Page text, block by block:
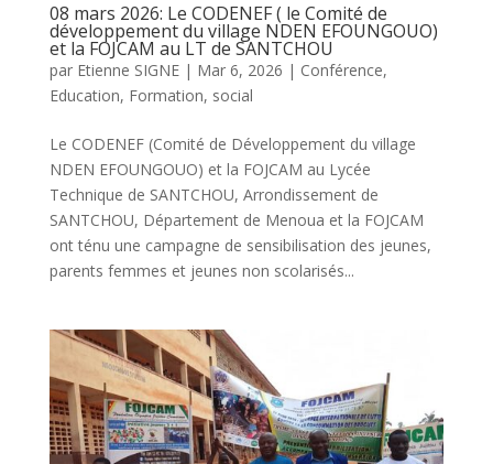
08 mars 2026: Le CODENEF ( le Comité de
développement du village NDEN EFOUNGOUO)
et la FOJCAM au LT de SANTCHOU
par Etienne SIGNE| Mar 6, 2026 | Conférence,
Education, Formation, social
Le CODENEF (Comité de Développement du village
NDEN EFOUNGOUO) et la FOJCAM au Lycée
Technique de SANTCHOU, Arrondissement de
SANTCHOU, Département de Menoua et la FOJCAM
ont ténu une campagne de sensibilisation des jeunes,
parents femmes et jeunes non scolarisés...